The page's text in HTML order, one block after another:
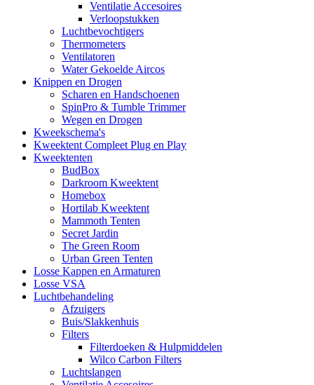
Ventilatie Accesoires
Verloopstukken
Luchtbevochtigers
Thermometers
Ventilatoren
Water Gekoelde Aircos
Knippen en Drogen
Scharen en Handschoenen
SpinPro & Tumble Trimmer
Wegen en Drogen
Kweekschema's
Kweektent Compleet Plug en Play
Kweektenten
BudBox
Darkroom Kweektent
Homebox
Hortilab Kweektent
Mammoth Tenten
Secret Jardin
The Green Room
Urban Green Tenten
Losse Kappen en Armaturen
Losse VSA
Luchtbehandeling
Afzuigers
Buis/Slakkenhuis
Filters
Filterdoeken & Hulpmiddelen
Wilco Carbon Filters
Luchtslangen